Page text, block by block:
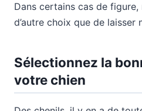
Dans certains cas de figure,
d’autre choix que de laisser
Sélectionnez la
votre chien